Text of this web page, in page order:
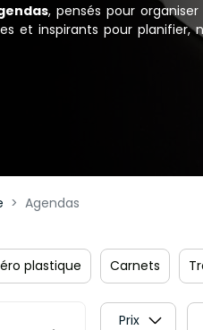
, pensés pour
et inspirants pour planifier,
Agendas
plastique Carnets
Prix